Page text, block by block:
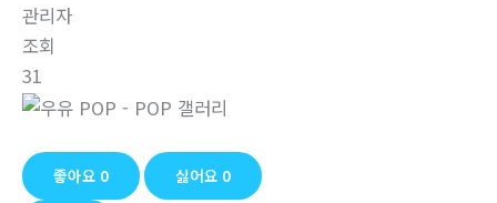
관리자
조회
31
좋아요 0 싫어요 0